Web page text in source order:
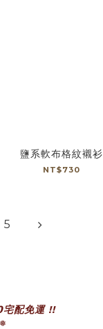
鹽系軟布格紋襯衫
NT$730
5
配免運 !!